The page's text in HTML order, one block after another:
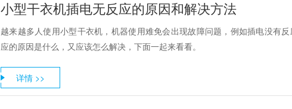
小型干衣机插电无反应的原因和解决方法
越来越多人使用小型干衣机，机器使用难免会出现故障问题，例如插电没有
应的原因是什么，又应该怎么解决，下面一起来看看。
详情 >>